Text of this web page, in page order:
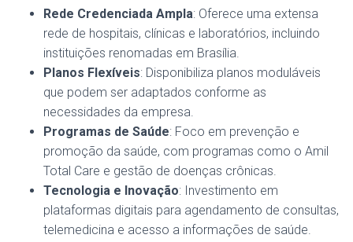
Rede Credenciada Ampla: Oferece uma extensa
rede de hospitais, clínicas e laboratórios, incluindo
instituições renomadas em Brasília.
Planos Flexíveis: Disponibiliza planos moduláveis
que podem ser adaptados conforme as
necessidades da empresa.
Programas de Saúde: Foco em prevenção e
promoção da saúde, com programas como o Amil
Total Care e gestão de doenças crônicas.
Tecnologia e Inovação: Investimento em
plataformas digitais para agendamento de consultas,
telemedicina e acesso a informações de saúde.